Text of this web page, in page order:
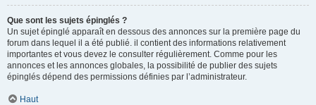
Que sont les sujets épinglés ?
Un sujet épinglé apparaît en dessous des annonces sur la première page du
forum dans lequel il a été publié. il contient des informations relativement
importantes et vous devez le consulter régulièrement. Comme pour les
annonces et les annonces globales, la possibilité de publier des sujets
épinglés dépend des permissions définies par l’administrateur.
Haut